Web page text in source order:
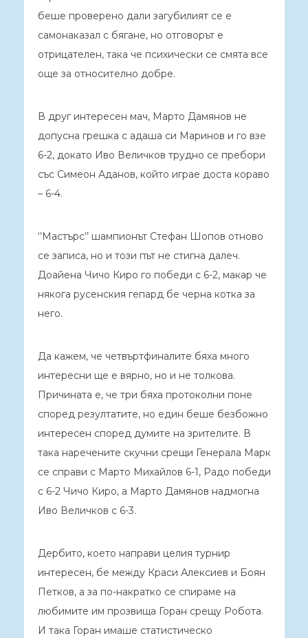
беше проверено дали загубилият се е
самонаказал с бягане, но отговорът е
отрицателен, така че психически се смята все
още за относително добре.
В друг интересен мач, Марто Дамянов не
допусна грешка с адаша си Маринов и го взе
6-2, докато Иво Величков трудно се пребори
със Симеон Аданов, който играе доста кораво
– 6-4.
‘’Мастърс’’ шампионът Стефан Шопов отново
се записа, но и този път не стигна далеч.
Доайена Чичо Киро го победи с 6-2, макар че
някога русенския гепард бе черна котка за
него.
Да кажем, че четвъртфиналите бяха много
интересни ще е вярно, но и не толкова.
Причината е, че три бяха протоколни поне
според резултатите, но един беше безбожно
интересен според думите на зрителите. В
така наречените скучни срещи Генерала Марк
се справи с Марто Михайлов 6-1, Радо победи
с 6-2 Чичо Киро, а Марто Дамянов надмогна
Иво Величков с 6-3.
Дербито, което направи целия турнир
интересен, бе между Краси Алексиев и Боян
Петков, а за по-накратко се спираме на
любимите им прозвища Горан срещу Робота.
И така Горан имаше статистическо